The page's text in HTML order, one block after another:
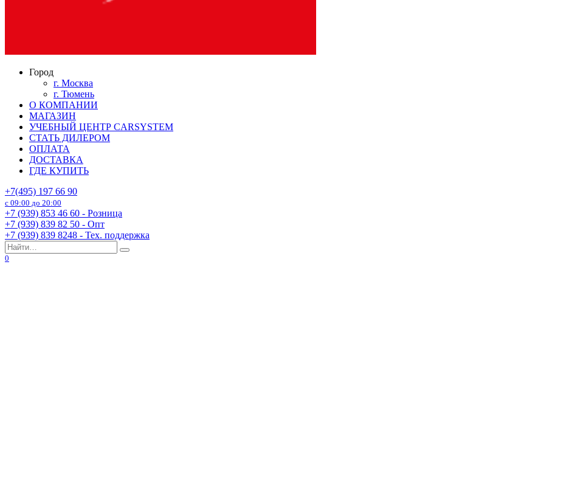
Город
г. Москва
г. Тюмень
О КОМПАНИИ
МАГАЗИН
УЧЕБНЫЙ ЦЕНТР CARSYSTEM
СТАТЬ ДИЛЕРОМ
ОПЛАТА
ДОСТАВКА
ГДЕ КУПИТЬ
+7(495) 197 66 90
с 09:00 до 20:00
+7 (939) 853 46 60 - Розница
+7 (939) 839 82 50 - Опт
+7 (939) 839 8248 - Тех. поддержка
Search
for:
0